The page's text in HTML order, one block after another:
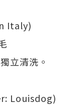
Italy)
立清洗。
Louisdog)